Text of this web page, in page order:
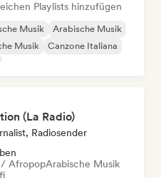
Playlists hinzufügen
Musik
Arabische Musik
Musik
Canzone Italiana
(La Radio)
Radiosender
AfropopArabische Musik